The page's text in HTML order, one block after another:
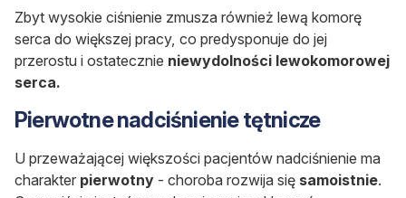
Zbyt wysokie ciśnienie zmusza również lewą komorę
serca do większej pracy, co predysponuje do jej
przerostu i ostatecznie niewydolności lewokomorowej
serca.
Pierwotne nadciśnienie tętnicze
U przeważającej większości pacjentów nadciśnienie ma
charakter pierwotny - choroba rozwija się samoistnie.